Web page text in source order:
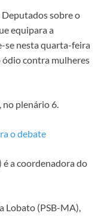
sobre o
equipara a
se nesta quarta-feira
ódio contra mulheres
no plenário 6.
o debate
é a coordenadora do
Lobato (PSB-MA),